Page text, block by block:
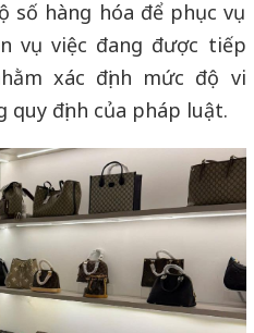
số hàng hóa để phục vụ
vụ việc đang được tiếp
xác định mức độ vi
quy định của pháp luật.